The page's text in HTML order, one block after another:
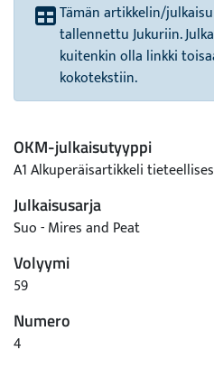
Tämän artikkelin/
tallennettu Jukuriin.
kuitenkin olla linkki
kokotekstiin.
OKM-julkaisutyyppi
A1 Alkuperäisartikkeli
Julkaisusarja
Suo - Mires and Peat
Volyymi
59
Numero
4